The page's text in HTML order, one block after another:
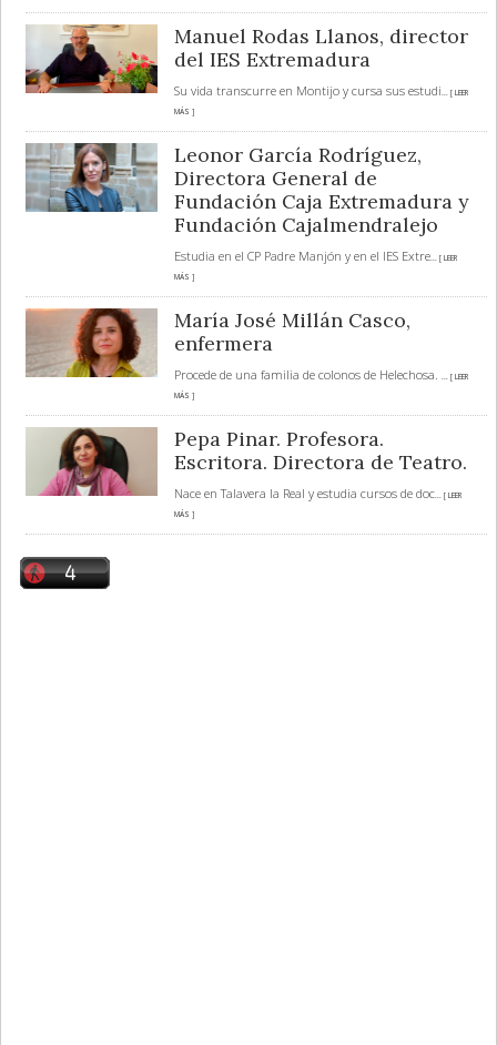
Manuel Rodas Llanos, director
del IES Extremadura
Su vida transcurre en Montijo y cursa sus estudi... [ LEER
MÁS ]
Leonor García Rodríguez,
Directora General de
Fundación Caja Extremadura y
Fundación Cajalmendralejo
Estudia en el CP Padre Manjón y en el IES Extre... [ LEER
MÁS ]
María José Millán Casco,
enfermera
Procede de una familia de colonos de Helechosa. ... [ LEER
MÁS ]
Pepa Pinar. Profesora.
Escritora. Directora de Teatro.
Nace en Talavera la Real y estudia cursos de doc... [ LEER
MÁS ]